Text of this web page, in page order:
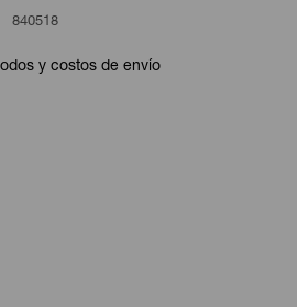
840518
y costos de envío